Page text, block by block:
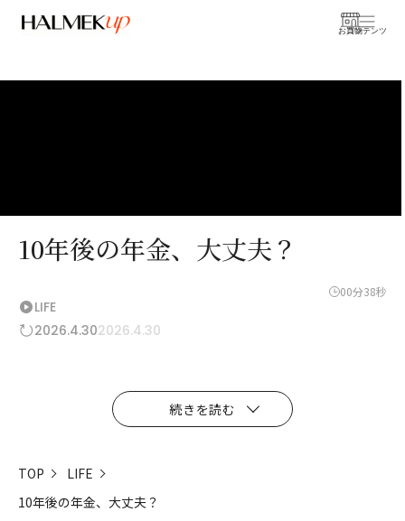
お買物
コンテンツ
10年後の年金、大丈夫？
00分38秒
LIFE
2026.4.302026.4.30
続きを読む
TOP
LIFE
10年後の年金、大丈夫？